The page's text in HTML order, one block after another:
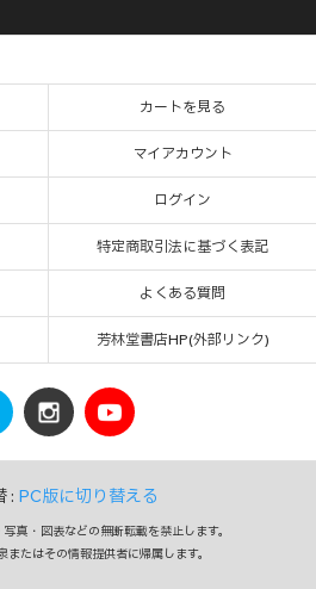
カートを見る
マイアカウント
ログイン
特定商取引法に基づく表記
よくある質問
芳林堂書店HP(外部リンク)
: PC版に切り替える
真・図表などの無断転載を禁止します。
またはその情報提供者に帰属します。